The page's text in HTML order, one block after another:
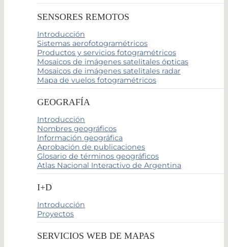
SENSORES REMOTOS
Introducción
Sistemas aerofotogramétricos
Productos y servicios fotogramétricos
Mosaicos de imágenes satelitales ópticas
Mosaicos de imágenes satelitales radar
Mapa de vuelos fotogramétricos
GEOGRAFÍA
Introducción
Nombres geográficos
Información geográfica
Aprobación de publicaciones
Glosario de términos geográficos
Atlas Nacional Interactivo de Argentina
I+D
Introducción
Proyectos
SERVICIOS WEB DE MAPAS